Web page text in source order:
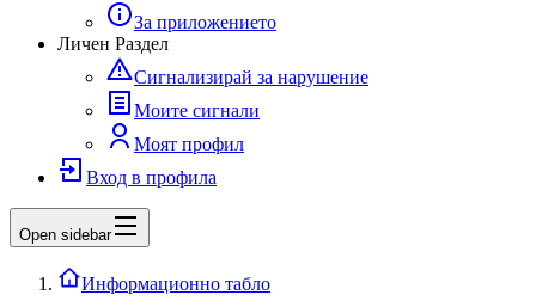
За приложението
Личен Раздел
Сигнализирай за нарушение
Моите сигнали
Моят профил
Вход в профила
Open sidebar
Информационно табло